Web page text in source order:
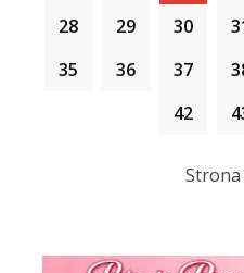
28
29 30
35
36 37
42
Strona